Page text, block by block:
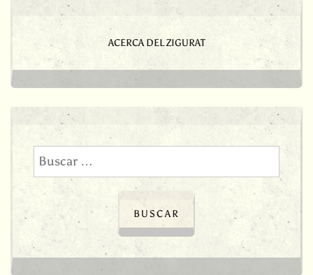
ACERCA DEL ZIGURAT
Buscar: